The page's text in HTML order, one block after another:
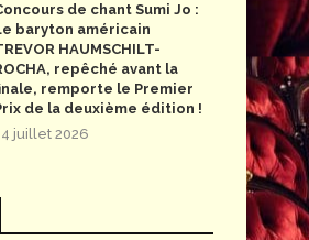
de chant Sumi Jo :
baryton américain
HAUMSCHILT-
repêché avant la
remporte le Premier
de la deuxième édition !
juillet 2026